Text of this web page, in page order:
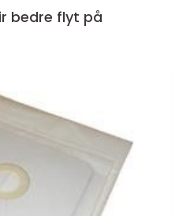
bedre flyt på